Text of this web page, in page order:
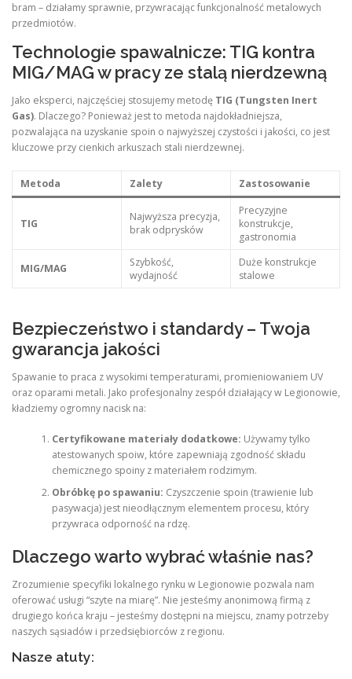
bram – działamy sprawnie, przywracając funkcjonalność metalowych
przedmiotów.
Technologie spawalnicze: TIG kontra
MIG/MAG w pracy ze stalą nierdzewną
Jako eksperci, najczęściej stosujemy metodę TIG (Tungsten Inert
Gas). Dlaczego? Ponieważ jest to metoda najdokładniejsza,
pozwalająca na uzyskanie spoin o najwyższej czystości i jakości, co jest
kluczowe przy cienkich arkuszach stali nierdzewnej.
Metoda Zalety Zastosowanie
TIG
Najwyższa precyzja,
brak odprysków
Precyzyjne
konstrukcje,
gastronomia
MIG/MAG
Szybkość,
wydajność
Duże konstrukcje
stalowe
Bezpieczeństwo i standardy – Twoja
gwarancja jakości
Spawanie to praca z wysokimi temperaturami, promieniowaniem UV
oraz oparami metali. Jako profesjonalny zespół działający w Legionowie,
kładziemy ogromny nacisk na:
Certyfikowane materiały dodatkowe: Używamy tylko
atestowanych spoiw, które zapewniają zgodność składu
chemicznego spoiny z materiałem rodzimym.
Obróbkę po spawaniu: Czyszczenie spoin (trawienie lub
pasywacja) jest nieodłącznym elementem procesu, który
przywraca odporność na rdzę.
Dlaczego warto wybrać właśnie nas?
Zrozumienie specyfiki lokalnego rynku w Legionowie pozwala nam
oferować usługi “szyte na miarę”. Nie jesteśmy anonimową firmą z
drugiego końca kraju – jesteśmy dostępni na miejscu, znamy potrzeby
naszych sąsiadów i przedsiębiorców z regionu.
Nasze atuty: